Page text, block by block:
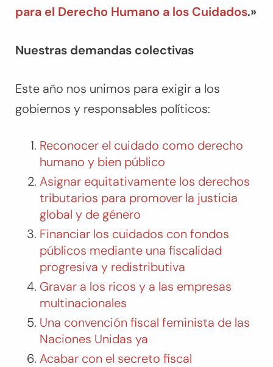
para el Derecho Humano a los Cuidados.»
Nuestras demandas colectivas
Este año nos unimos para exigir a los
gobiernos y responsables políticos:
Reconocer el cuidado como derecho
humano y bien público
Asignar equitativamente los derechos
tributarios para promover la justicia
global y de género
Financiar los cuidados con fondos
públicos mediante una fiscalidad
progresiva y redistributiva
Gravar a los ricos y a las empresas
multinacionales
Una convención fiscal feminista de las
Naciones Unidas ya
Acabar con el secreto fiscal